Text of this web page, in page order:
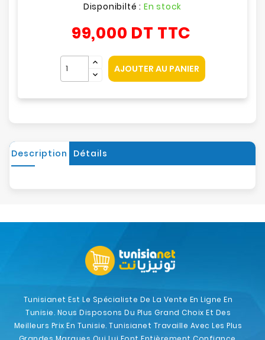
Disponibilté : En stock
99,000 DT TTC
AJOUTER AU PANIER
Description Détails
Tunisianet Est Le Spécialiste De La Vente En Ligne En
Tunisie. Nous Disposons Du Plus Grand Choix Et Des
Meilleurs Prix En Tunisie. Tunisianet Travaille Avec Les Plus